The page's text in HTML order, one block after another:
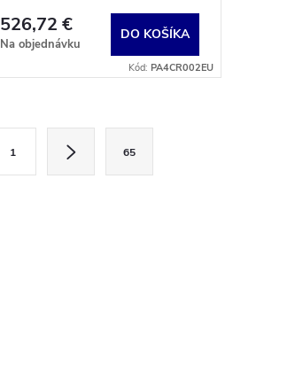
526,72 €
Na objednávku
DO KOŠÍKA
Kód: PA4CR002EU
1 65